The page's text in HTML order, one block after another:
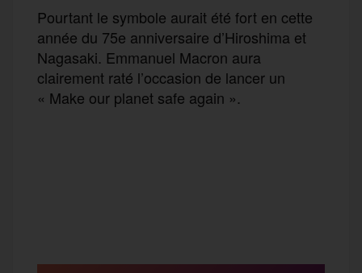
Pourtant le symbole aurait été fort en cette
année du 75e anniversaire d’Hiroshima et
Nagasaki. Emmanuel Macron aura
clairement raté l’occasion de lancer un
« Make our planet safe again ».